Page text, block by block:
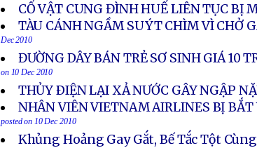
CỔ VẬT CUNG ĐÌNH HUẾ LIÊN TỤC BỊ
TÀU CÁNH NGẦM SUÝT CHÌM VÌ CHỞ
Dec 2010
ĐƯỜNG DÂY BÁN TRẺ SƠ SINH GIÁ 10
on 10 Dec 2010
THỦY ÐIỆN LẠI XẢ NƯỚC GÂY NGẬP
NHÂN VIÊN VIETNAM AIRLINES BỊ
posted on 10 Dec 2010
Khủng Hoảng Gay Gắt, Bế Tắc Tột